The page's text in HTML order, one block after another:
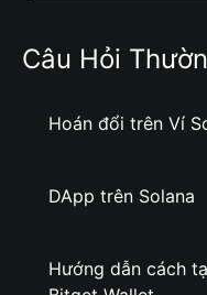
Câu Hỏi
Hoán đổi trên Ví
DApp trên Solana
Hướng dẫn cách